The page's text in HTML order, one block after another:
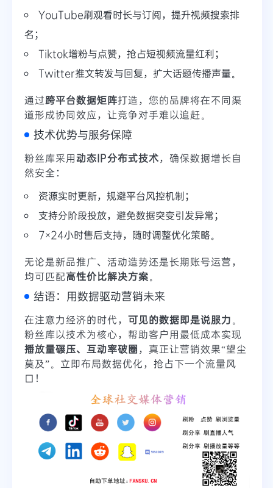
YouTube刷观看时长与订阅，提升视频搜索排
名；
Tiktok增粉与点赞，抢占短视频流量红利；
Twitter推文转发与回复，扩大话题传播声量。
通过跨平台数据矩阵打造，您的品牌将在不同渠
道形成协同效应，让竞争对手难以追赶。
技术优势与服务保障
粉丝库采用动态IP分布式技术，确保数据增长自
然安全：
资源实时更新，规避平台风控机制；
支持分阶段投放，避免数据突变引发异常；
7×24小时售后支持，随时调整优化策略。
无论是新品推广、活动造势还是长期账号运营，
均可匹配高性价比解决方案。
结语：用数据驱动营销未来
在注意力经济的时代， 可见的数据即是说服力 。
粉丝库以技术为核心，帮助客户用最低成本实现
播放量碾压、互动率破圈，真正让营销效果“望尘
莫及”。立即布局数据优化，抢占下一个流量风
口！